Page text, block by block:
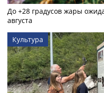
До +28 градусов жары
августа
Культура